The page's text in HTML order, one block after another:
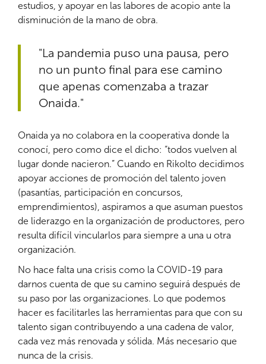
estudios, y apoyar en las labores de acopio ante la
disminución de la mano de obra.
"La pandemia puso una pausa, pero
no un punto final para ese camino
que apenas comenzaba a trazar
Onaida."
Onaida ya no colabora en la cooperativa donde la
conocí, pero como dice el dicho: “todos vuelven al
lugar donde nacieron.” Cuando en Rikolto decidimos
apoyar acciones de promoción del talento joven
(pasantías, participación en concursos,
emprendimientos), aspiramos a que asuman puestos
de liderazgo en la organización de productores, pero
resulta difícil vincularlos para siempre a una u otra
organización.
No hace falta una crisis como la COVID-19 para
darnos cuenta de que su camino seguirá después de
su paso por las organizaciones. Lo que podemos
hacer es facilitarles las herramientas para que con su
talento sigan contribuyendo a una cadena de valor,
cada vez más renovada y sólida. Más necesario que
nunca de la crisis.